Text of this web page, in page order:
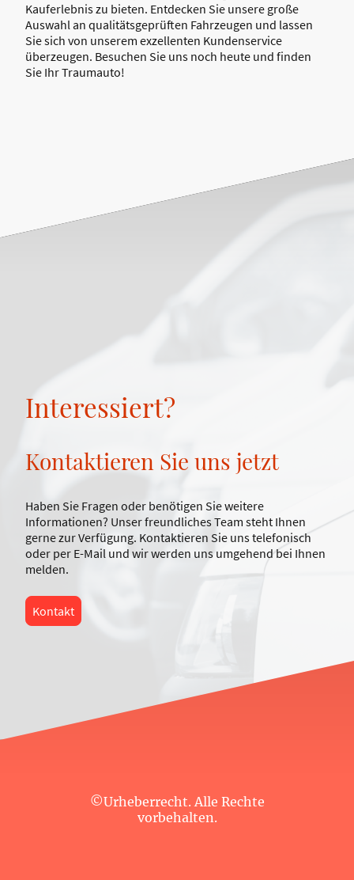
Kauferlebnis zu bieten. Entdecken Sie unsere große
Auswahl an qualitätsgeprüften Fahrzeugen und lassen
Sie sich von unserem exzellenten Kundenservice
überzeugen. Besuchen Sie uns noch heute und finden
Sie Ihr Traumauto!
Interessiert?
Kontaktieren Sie uns jetzt
Haben Sie Fragen oder benötigen Sie weitere
Informationen? Unser freundliches Team steht Ihnen
gerne zur Verfügung. Kontaktieren Sie uns telefonisch
oder per E-Mail und wir werden uns umgehend bei Ihnen
melden.
Kontakt
©Urheberrecht. Alle Rechte
vorbehalten.